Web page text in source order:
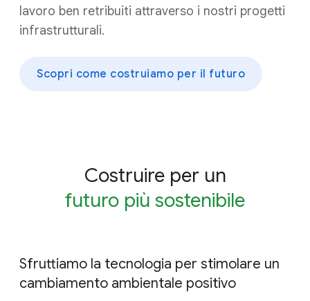
lavoro ben retribuiti attraverso i nostri progetti
infrastrutturali.
Scopri come costruiamo per il futuro
Costruire per un
futuro più sostenibile
Sfruttiamo la tecnologia per stimolare un
cambiamento ambientale positivo